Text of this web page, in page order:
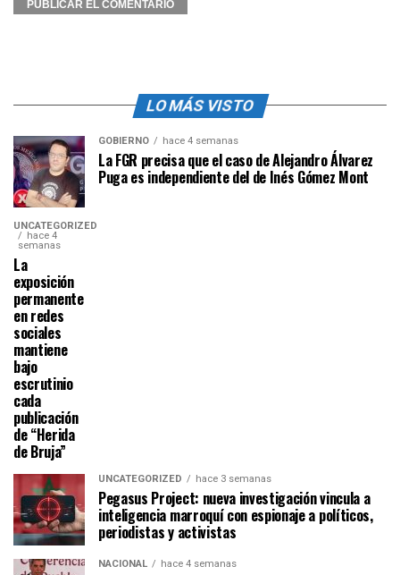
LO MÁS VISTO
GOBIERNO hace 4 semanas
La FGR precisa que el caso de Alejandro Álvarez
Puga es independiente del de Inés Gómez Mont
UNCATEGORIZED
hace 4
semanas
La
exposición
permanente
en redes
sociales
mantiene
bajo
escrutinio
cada
publicación
de “Herida
de Bruja”
UNCATEGORIZED hace 3 semanas
Pegasus Project: nueva investigación vincula a
inteligencia marroquí con espionaje a políticos,
periodistas y activistas
NACIONAL hace 4 semanas